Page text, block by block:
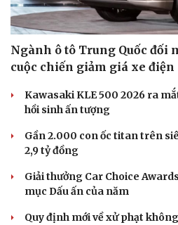
Ngành ô tô Trung Quốc đối
cuộc chiến giảm giá xe điện
Kawasaki KLE 500 2026 ra
hồi sinh ấn tượng
Gần 2.000 con ốc titan trên
2,9 tỷ đồng
Giải thưởng Car Choice
mục Dấu ấn của năm
Quy định mới về xử phạt